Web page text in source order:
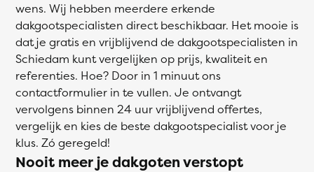
wens. Wij hebben meerdere erkende
dakgootspecialisten direct beschikbaar. Het mooie is
dat je gratis en vrijblijvend de dakgootspecialisten in
Schiedam kunt vergelijken op prijs, kwaliteit en
referenties. Hoe? Door in 1 minuut ons
contactformulier in te vullen. Je ontvangt
vervolgens binnen 24 uur vrijblijvend offertes,
vergelijk en kies de beste dakgootspecialist voor je
klus. Zó geregeld!
Nooit meer je dakgoten verstopt